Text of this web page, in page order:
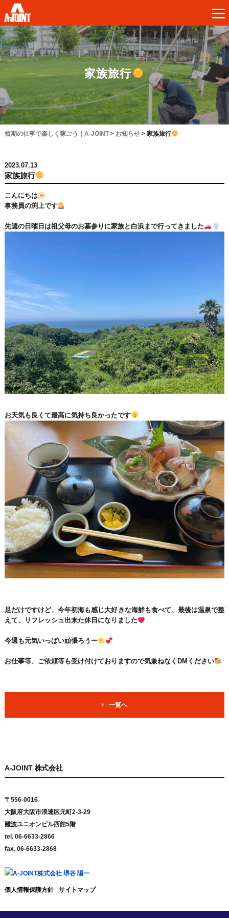
家族旅行
短期の仕事で楽しく稼ごう｜A-JOINT> お知らせ> 家族旅行
2023.07.13
家族旅行
こんにちは
事務員の渕上です
先週の日曜日は祖父母のお墓参りに家族と白浜まで行ってきました
お天気も良くて最高に気持ち良かったです
足だけですけど、今年初海も感じ大好きな海鮮も食べて、最後は温泉で整
えて、リフレッシュ出来た休日になりました
今週も元気いっぱい頑張ろうー
お仕事等、ご依頼等も受け付けておりますので気兼ねなくDMください
一覧へ
A-JOINT 株式会社
〒556-0016
大阪府大阪市浪速区元町2-3-29
難波ユニオンビル西館5階
tel. 06-6633-2866
fax. 06-6633-2868
個人情報保護方針 サイトマップ